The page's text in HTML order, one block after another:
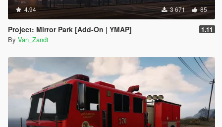
4.94 3 671 85
Project: Mirror Park [Add-On | YMAP] 1.11
By Van_Zandt